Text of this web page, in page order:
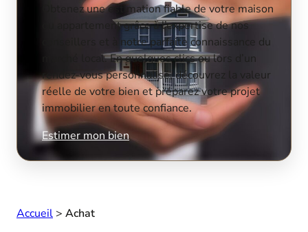
Obtenez une estimation fiable de votre maison
ou appartement grâce à l’expertise de nos
conseillers et à notre parfaite connaissance du
marché local. En quelques clics ou lors d’un
rendez-vous personnalisé, découvrez la valeur
réelle de votre bien et préparez votre projet
immobilier en toute confiance.
Estimer mon bien
Accueil > Achat